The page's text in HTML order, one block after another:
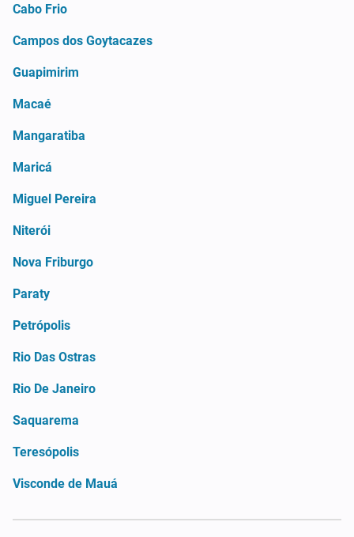
Cabo Frio
Campos dos Goytacazes
Guapimirim
Macaé
Mangaratiba
Maricá
Miguel Pereira
Niterói
Nova Friburgo
Paraty
Petrópolis
Rio Das Ostras
Rio De Janeiro
Saquarema
Teresópolis
Visconde de Mauá